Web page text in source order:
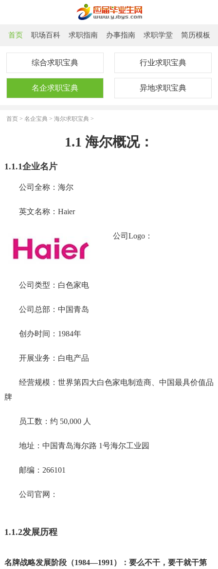
首页 职场百科 求职指南 办事指南 求职学堂 简历模板
综合求职宝典 行业求职宝典
名企求职宝典 异地求职宝典
首页 >名企宝典 >海尔求职宝典 >
1.1 海尔概况：
1.1.1企业名片
公司全称：海尔
英文名称：Haier
公司Logo：
公司类型：白色家电
公司总部：中国青岛
创办时间：1984年
开展业务：白电产品
经营规模：世界第四大白色家电制造商、中国最具价值品
牌
员工数：约 50,000 人
地址：中国青岛海尔路 1号海尔工业园
邮编：266101
公司官网：
1.1.2发展历程
名牌战略发展阶段（1984—1991）：要么不干，要干就干第